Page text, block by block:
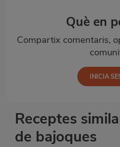
Què en
Compartix comentaris,
Receptes
de bajoques